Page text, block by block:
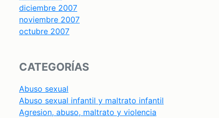
diciembre 2007
noviembre 2007
octubre 2007
CATEGORÍAS
Abuso sexual
Abuso sexual infantil y maltrato infantil
Agresion, abuso, maltrato y violencia